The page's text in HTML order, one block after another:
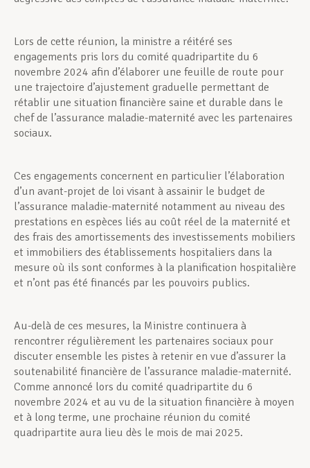
Lors de cette réunion, la ministre a réitéré ses
engagements pris lors du comité quadripartite du 6
novembre 2024 afin d’élaborer une feuille de route pour
une trajectoire d’ajustement graduelle permettant de
rétablir une situation ﬁnancière saine et durable dans le
chef de l’assurance maladie-maternité avec les partenaires
sociaux.
Ces engagements concernent en particulier l’élaboration
d’un avant-projet de loi visant à assainir le budget de
l’assurance maladie-maternité notamment au niveau des
prestations en espèces liés au coût réel de la maternité et
des frais des amortissements des investissements mobiliers
et immobiliers des établissements hospitaliers dans la
mesure où ils sont conformes à la planification hospitalière
et n’ont pas été financés par les pouvoirs publics.
Au-delà de ces mesures, la Ministre continuera à
rencontrer régulièrement les partenaires sociaux pour
discuter ensemble les pistes à retenir en vue d’assurer la
soutenabilité financière de l’assurance maladie-maternité.
Comme annoncé lors du comité quadripartite du 6
novembre 2024 et au vu de la situation financière à moyen
et à long terme, une prochaine réunion du comité
quadripartite aura lieu dès le mois de mai 2025.